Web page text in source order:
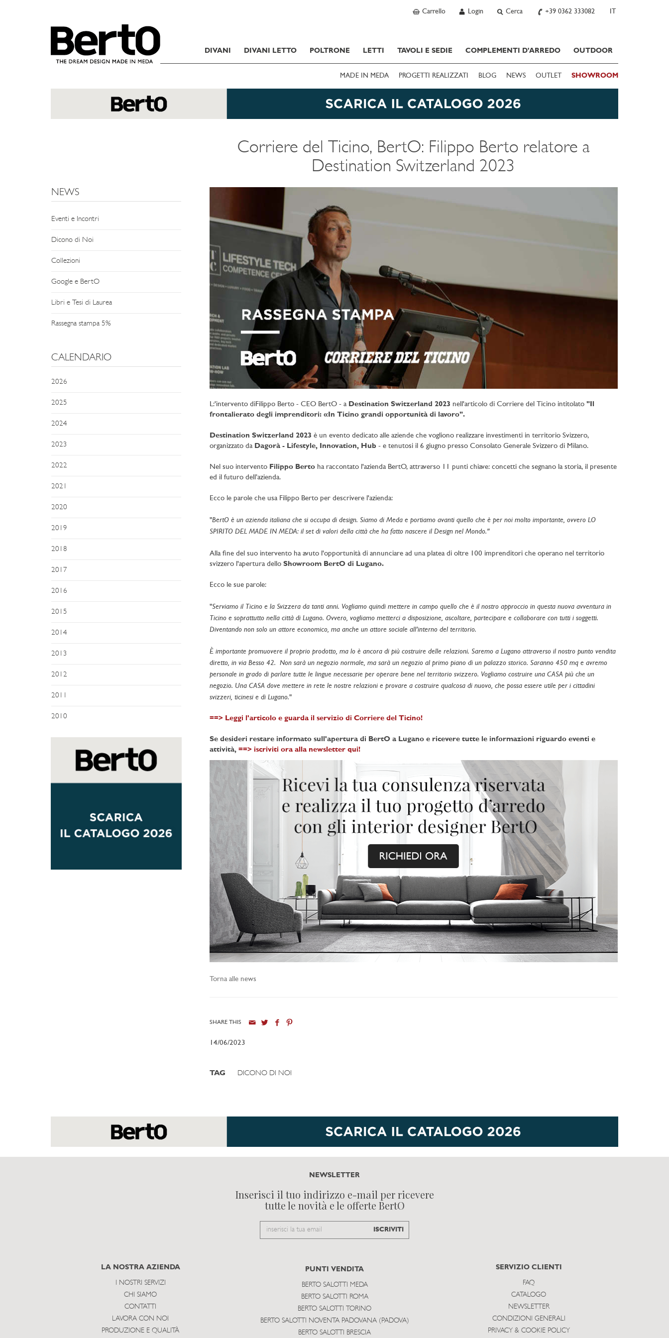
Carrello Login Cerca +39 0362 333082 IT
DIVANI DIVANI LETTO POLTRONE LETTI TAVOLI E SEDIE COMPLEMENTI D'ARREDO OUTDOOR
MADE IN MEDA PROGETTI REALIZZATI BLOG NEWS OUTLET SHOWROOM
Corriere del Ticino, BertO: Filippo Berto relatore a
Destination Switzerland 2023
NEWS
Eventi e Incontri
Dicono di Noi
Collezioni
Google e BertO
Libri e Tesi di Laurea
Rassegna stampa 5%
CALENDARIO
2026
2025
2024
2023
2022
2021
2020
2019
2018
2017
2016
2015
2014
2013
2012
2011
2010
L:'intervento diFilippo Berto - CEO BertO - aDestination Switzerland 2023 nell'articolo di Corriere del Ticino intitolato "Il
frontalierato degli imprenditori: «In Ticino grandi opportunità di lavoro".
Destination Switzerland 2023 è un evento dedicato alle aziende che vogliono realizzare investimenti in territorio Svizzero,
organizzato da Dagorà - Lifestyle, Innovation, Hub- e tenutosi il 6 giugno presso Consolato Generale Svizzero di Milano.
Nel suo intervento Filippo Bertoha raccontato l'azienda BertO, attraverso 11 punti chiave: concetti che segnano la storia, il presente
ed il futuro dell’azienda.
Ecco le parole che usa Filippo Berto per descrivere l'azienda:
"BertO è un azienda italiana che si occupa di design. Siamo di Meda e portiamo avanti quello che è per noi molto importante, ovvero LO
SPIRITO DEL MADE IN MEDA: il set di valori della città che ha fatto nascere il Design nel Mondo."
Alla fine del suo intervento ha avuto l'opportunità di annunciare ad una platea di oltre 100 imprenditori che operano nel territorio
svizzero l'apertura delloShowroom BertO di Lugano.
Ecco le sue parole:
"Serviamo il Ticino e la Svizzera da tanti anni. Vogliamo quindi mettere in campo quello che è il nostro approccio in questa nuova avventura in
Ticino e soprattutto nella città di Lugano. Ovvero, vogliamo metterci a disposizione, ascoltare, partecipare e collaborare con tutti i soggetti.
Diventando non solo un attore economico, ma anche un attore sociale all'interno del territorio.
È importante promuovere il proprio prodotto, ma lo è ancora di più costruire delle relazioni. Saremo a Lugano attraverso il nostro punto vendita
diretto, in via Besso 42. Non sarà un negozio normale, ma sarà un negozio al primo piano di un palazzo storico. Saranno 450 mq e avremo
personale in grado di parlare tutte le lingue necessarie per operare bene nel territorio svizzero. Vogliamo costruire una CASA più che un
negozio. Una CASA dove mettere in rete le nostre relazioni e provare a costruire qualcosa di nuovo, che possa essere utile per i cittadini
svizzeri, ticinesi e di Lugano."
==> Leggi l'articolo e guarda il servizio di Corriere del Ticino!
Se desideri restare informato sull'apertura di BertO a Lugano e ricevere tutte le informazioni riguardo eventi e
attività, ==> iscriviti ora alla newsletter qui!
Torna alle news
SHARE THIS
14/06/2023
TAG DICONO DI NOI
NEWSLETTER
Inserisci il tuo indirizzo e-mail per ricevere
tutte le novità e le offerte BertO
Email
ISCRIVITI
LA NOSTRA AZIENDA
I NOSTRI SERVIZI
CHI SIAMO
CONTATTI
LAVORA CON NOI
PRODUZIONE E QUALITÀ
PUNTI VENDITA
BERTO SALOTTI MEDA
BERTO SALOTTI ROMA
BERTO SALOTTI TORINO
BERTO SALOTTI NOVENTA PADOVANA (PADOVA)
BERTO SALOTTI BRESCIA
SERVIZIO CLIENTI
FAQ
CATALOGO
NEWSLETTER
CONDIZIONI GENERALI
PRIVACY & COOKIE POLICY